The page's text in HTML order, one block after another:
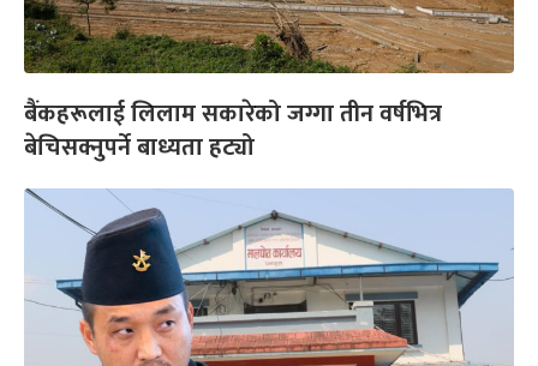
बैंकहरूलाई लिलाम सकारेको जग्गा तीन वर्षभित्र
बेचिसक्नुपर्ने बाध्यता हट्यो